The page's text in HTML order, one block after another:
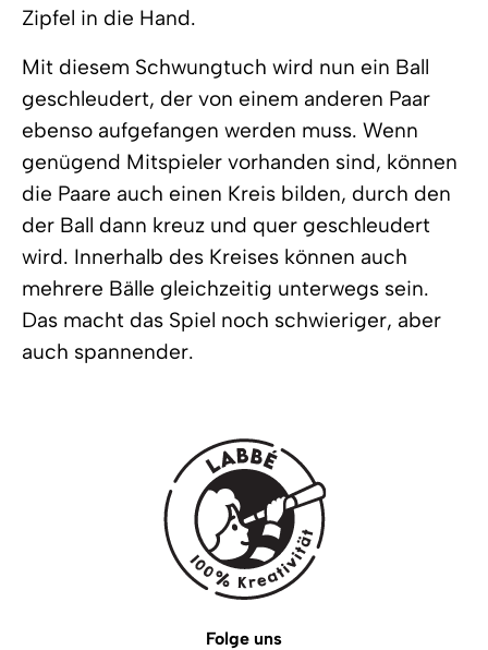
Zipfel in die Hand.
Mit diesem Schwungtuch wird nun ein Ball
geschleudert, der von einem anderen Paar
ebenso aufgefangen werden muss. Wenn
genügend Mitspieler vorhanden sind, können
die Paare auch einen Kreis bilden, durch den
der Ball dann kreuz und quer geschleudert
wird. Innerhalb des Kreises können auch
mehrere Bälle gleichzeitig unterwegs sein.
Das macht das Spiel noch schwieriger, aber
auch spannender.
Folge uns